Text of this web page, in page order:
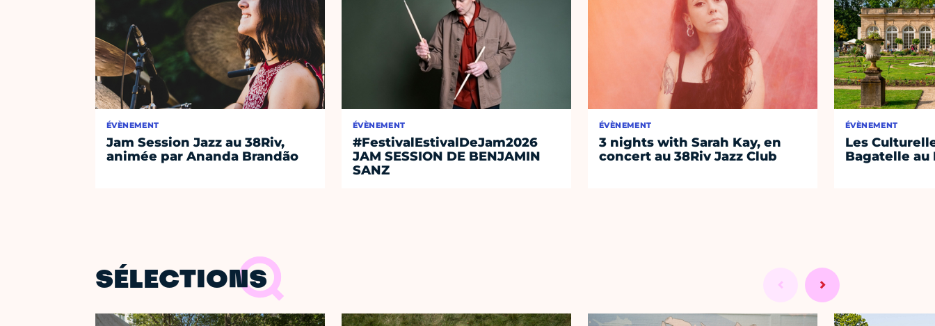
ÉVÈNEMENT
Jam Session Jazz au 38Riv,
animée par Ananda Brandão
ÉVÈNEMENT
#FestivalEstivalDeJam2026
JAM SESSION DE BENJAMIN
SANZ
ÉVÈNEMENT
3 nights with Sarah Kay, en
concert au 38Riv Jazz Club
ÉVÈNEMENT
Les
Bagatelle au
SÉLECTIONS